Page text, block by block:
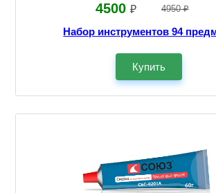
4500 ₽ 4950 ₽
Набор инструментов 94
Купить